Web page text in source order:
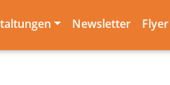
Newsletter Flyer